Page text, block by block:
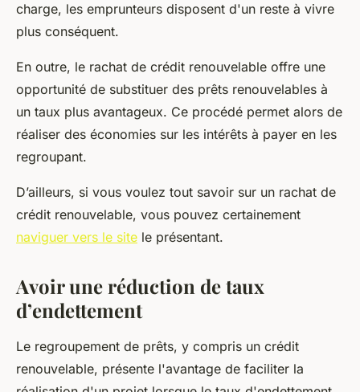
charge, les emprunteurs disposent d'un reste à vivre
plus conséquent.
En outre, le rachat de crédit renouvelable offre une
opportunité de substituer des prêts renouvelables à
un taux plus avantageux. Ce procédé permet alors de
réaliser des économies sur les intérêts à payer en les
regroupant.
D’ailleurs, si vous voulez tout savoir sur un rachat de
crédit renouvelable, vous pouvez certainement
naviguer vers le site le présentant.
Avoir une réduction de taux
d’endettement
Le regroupement de prêts, y compris un crédit
renouvelable, présente l'avantage de faciliter la